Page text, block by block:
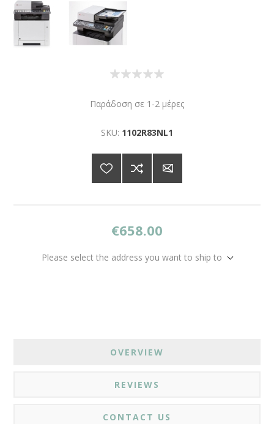
Παράδοση σε 1-2 μέρες
SKU: 1102R83NL1
€658.00
Please select the address you want to ship to
OVERVIEW
REVIEWS
CONTACT US